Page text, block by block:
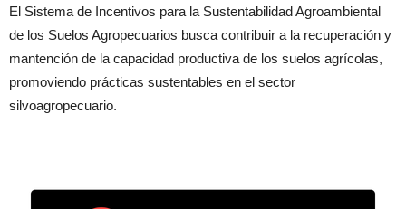
El Sistema de Incentivos para la Sustentabilidad Agroambiental
de los Suelos Agropecuarios busca contribuir a la recuperación y
mantención de la capacidad productiva de los suelos agrícolas,
promoviendo prácticas sustentables en el sector
silvoagropecuario.